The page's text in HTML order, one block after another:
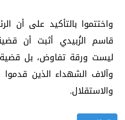
​واختتموا بالتأكيد على أن
قاسم الزُبيدي أثبت أن
ليست ورقة تفاوض، بل
وآلاف الشهداء الذين
والاستقلال.